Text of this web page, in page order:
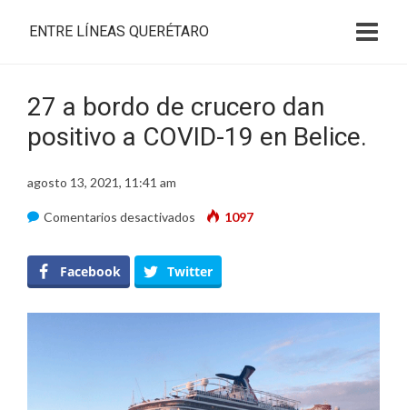
ENTRE LÍNEAS QUERÉTARO
27 a bordo de crucero dan
positivo a COVID-19 en Belice.
agosto 13, 2021, 11:41 am
Comentarios desactivados en
a
bordo
de
positivo
1097
Facebook Twitter